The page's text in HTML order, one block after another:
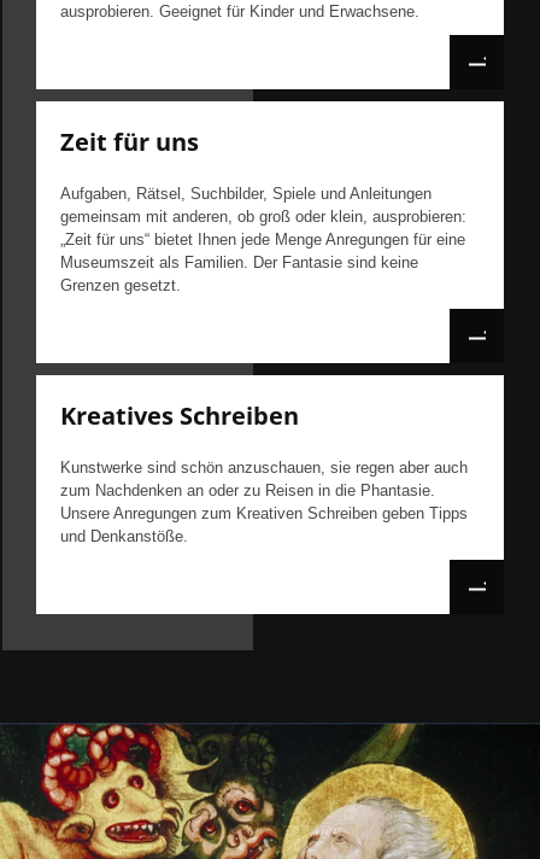
ausprobieren. Geeignet für Kinder und Erwachsene.
Zeit für uns
Aufgaben, Rätsel, Suchbilder, Spiele und Anleitungen
gemeinsam mit anderen, ob groß oder klein, ausprobieren:
„Zeit für uns“ bietet Ihnen jede Menge Anregungen für eine
Museumszeit als Familien. Der Fantasie sind keine
Grenzen gesetzt.
Kreatives Schreiben
Kunstwerke sind schön anzuschauen, sie regen aber auch
zum Nachdenken an oder zu Reisen in die Phantasie.
Unsere Anregungen zum Kreativen Schreiben geben Tipps
und Denkanstöße.